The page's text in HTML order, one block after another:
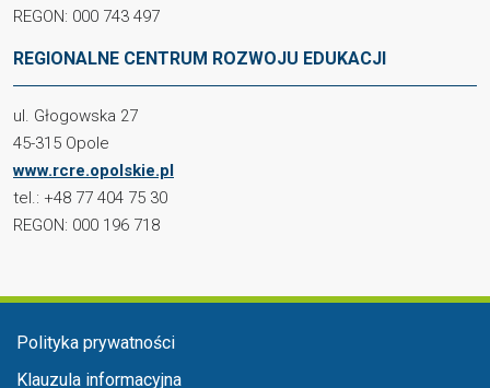
REGON: 000 743 497
REGIONALNE CENTRUM ROZWOJU EDUKACJI
ul. Głogowska 27
45-315 Opole
www.rcre.opolskie.pl
tel.: +48 77 404 75 30
REGON: 000 196 718
Menu stopka
Polityka prywatności
Klauzula informacyjna